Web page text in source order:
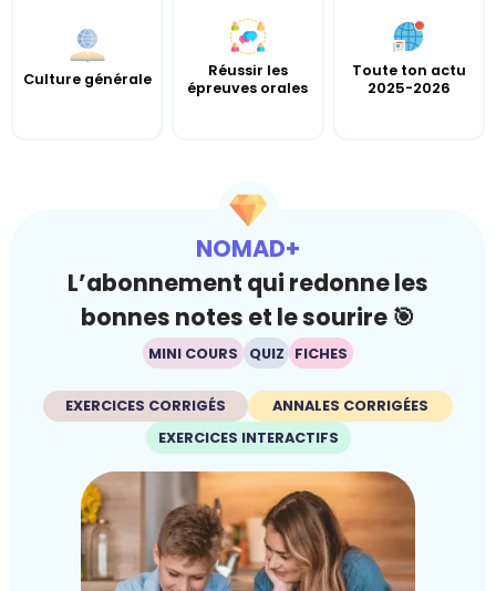
Culture générale
Réussir les
épreuves orales
Toute ton actu
2025-2026
NOMAD+
L’abonnement qui redonne les
bonnes notes et le sourire 🎯
MINI COURS QUIZ FICHES
EXERCICES CORRIGÉS
ANNALES CORRIGÉES
EXERCICES INTERACTIFS